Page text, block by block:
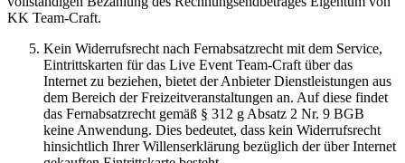
KK Team-Craft.
Kein Widerrufsrecht nach Fernabsatzrecht mit dem Service,
Eintrittskarten für das Live Event Team-Craft über das
Internet zu beziehen, bietet der Anbieter Dienstleistungen aus
dem Bereich der Freizeitveranstaltungen an. Auf diese findet
das Fernabsatzrecht gemäß § 312 g Absatz 2 Nr. 9 BGB
keine Anwendung. Dies bedeutet, dass kein Widerrufsrecht
hinsichtlich Ihrer Willenserklärung bezüglich der über Internet